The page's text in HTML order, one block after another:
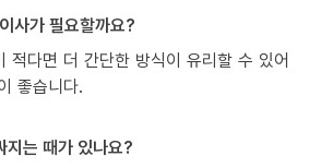
사가 필요할까요?
적다면 더 간단한 방식이 유리할 수 있어
좋습니다.
는 때가 있나요?